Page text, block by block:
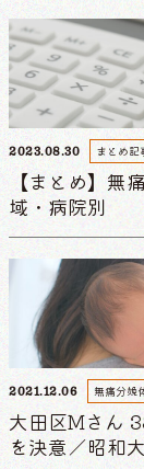
2023.08.30 まとめ記
【まとめ】無
域・病院別
2021.12.06 無痛分娩
大田区Mさん
を決意／昭和